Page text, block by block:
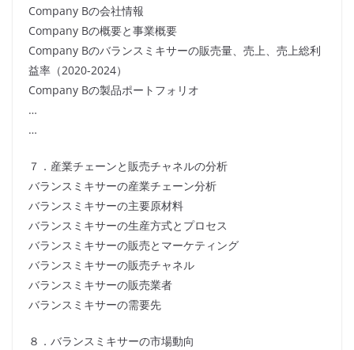
Company Bの会社情報
Company Bの概要と事業概要
Company Bのバランスミキサーの販売量、売上、売上総利
益率（2020-2024）
Company Bの製品ポートフォリオ
…
…
７．産業チェーンと販売チャネルの分析
バランスミキサーの産業チェーン分析
バランスミキサーの主要原材料
バランスミキサーの生産方式とプロセス
バランスミキサーの販売とマーケティング
バランスミキサーの販売チャネル
バランスミキサーの販売業者
バランスミキサーの需要先
８．バランスミキサーの市場動向